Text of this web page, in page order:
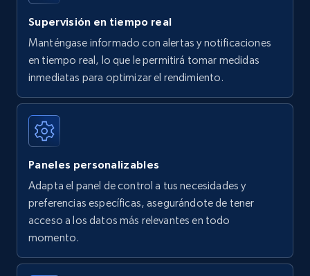
35.3K+
Amazon Reviews
URL, Product name, Product rating, Product
Author name, Asin, and more.
7.4K+ 870+
Walmart - products
Specifications, Image urls, Top reviews, and
Supervisión en tiempo real
Manténgase informado con alertas y notificaciones
en tiempo real, lo que le permitirá tomar medidas
inmediatas para optimizar el rendimiento.
Paneles personalizables
Adapta el panel de control a tus necesidades y
preferencias específicas, asegurándote de tener
acceso a los datos más relevantes en todo
momento.